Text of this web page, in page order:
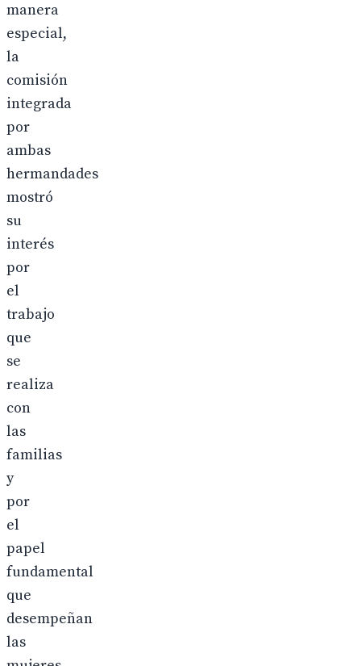
manera
especial,
la
comisión
integrada
por
ambas
hermandades
mostró
su
interés
por
el
trabajo
que
se
realiza
con
las
familias
y
por
el
papel
fundamental
que
desempeñan
las